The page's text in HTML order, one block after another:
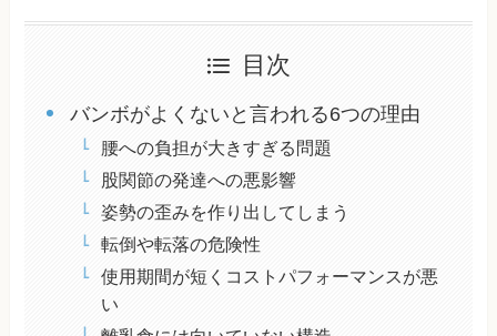
目次
バンボがよくないと言われる6つの理由
腰への負担が大きすぎる問題
股関節の発達への悪影響
姿勢の歪みを作り出してしまう
転倒や転落の危険性
使用期間が短くコストパフォーマンスが悪
い